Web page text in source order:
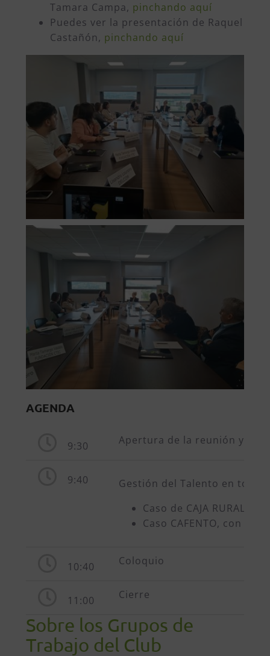
Tamara Campa, pinchando aquí
Puedes ver la presentación de Raquel
Castañón, pinchando aquí
AGENDA
9:30 Apertura de la reunión y
9:40
Gestión del Talento en
Caso de CAJA RURAL
Caso CAFENTO, con
10:40 Coloquio
11:00 Cierre
Sobre los Grupos de
Trabajo del Club